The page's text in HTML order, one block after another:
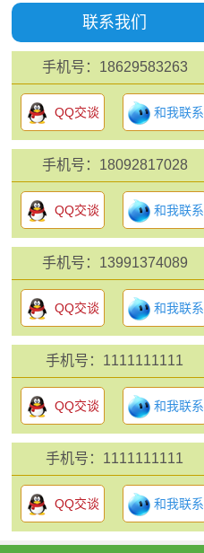
联系我们
手机号：18629583263
QQ交谈 和我联系
手机号：18092817028
QQ交谈 和我联系
手机号：13991374089
QQ交谈 和我联系
手机号：1111111111
QQ交谈 和我联系
手机号：1111111111
QQ交谈 和我联系